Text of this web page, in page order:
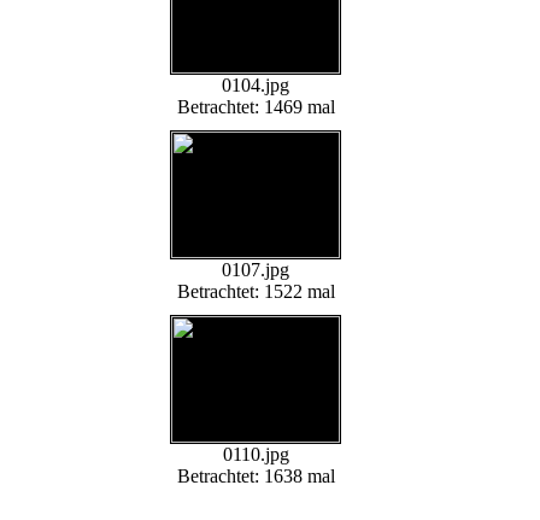
0104.jpg
Betrachtet: 1469 mal
0107.jpg
Betrachtet: 1522 mal
0110.jpg
Betrachtet: 1638 mal